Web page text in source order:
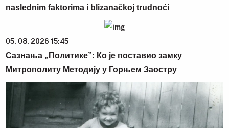
naslednim faktorima i blizanačkoj trudnoći
05. 08. 2026 15:45
Сазнања „Политике”: Ко је поставио замку
Митрополиту Методију у Горњем Заостру